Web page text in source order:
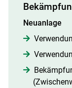
Neuanlage